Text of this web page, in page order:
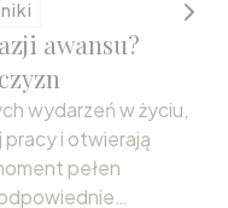
awansu?
wydarzeń w życiu,
i otwierają
pełen